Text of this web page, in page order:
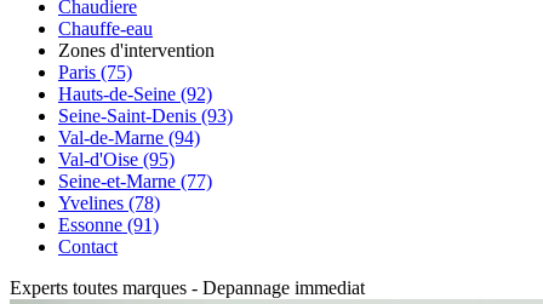
Chaudiere
Chauffe-eau
Zones d'intervention
Paris (75)
Hauts-de-Seine (92)
Seine-Saint-Denis (93)
Val-de-Marne (94)
Val-d'Oise (95)
Seine-et-Marne (77)
Yvelines (78)
Essonne (91)
Contact
Experts toutes marques - Depannage immediat